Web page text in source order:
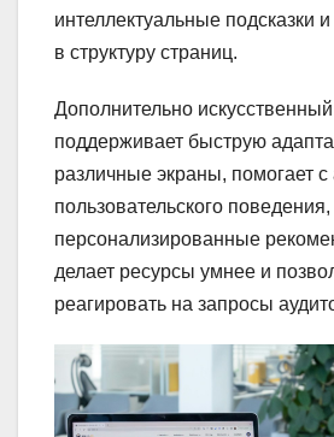
интеллектуальные подсказки
в структуру страниц.
Дополнительно искусственный
поддерживает быструю
различные экраны, помогает
пользовательского
персонализированные
делает ресурсы умнее и
реагировать на запросы